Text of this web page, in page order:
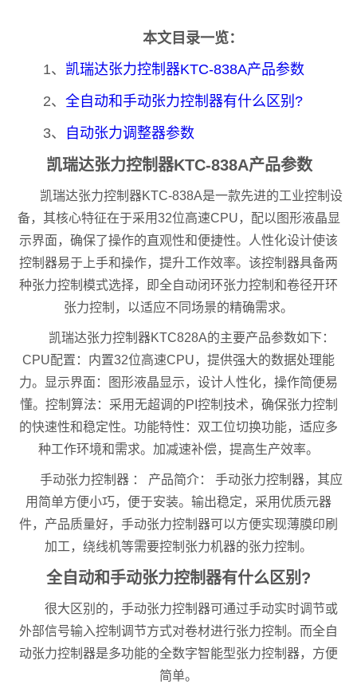
本文目录一览：
1、 凯瑞达张力控制器KTC-838A产品参数
2、 全自动和手动张力控制器有什么区别?
3、
自动张力调整器参数
凯瑞达张力控制器KTC-838A产品参数
凯瑞达张力控制器KTC-838A是一款先进的工业控制设
备，其核心特征在于采用32位高速CPU，配以图形液晶显
示界面，确保了操作的直观性和便捷性。人性化设计使该
控制器易于上手和操作，提升工作效率。该控制器具备两
种张力控制模式选择，即全自动闭环张力控制和卷径开环
张力控制，以适应不同场景的精确需求。
凯瑞达张力控制器KTC828A的主要产品参数如下：
CPU配置：内置32位高速CPU，提供强大的数据处理能
力。显示界面：图形液晶显示，设计人性化，操作简便易
懂。控制算法：采用无超调的PI控制技术，确保张力控制
的快速性和稳定性。功能特性：双工位切换功能，适应多
种工作环境和需求。加减速补偿，提高生产效率。
手动张力控制器 ： 产品简介： 手动张力控制器，其应
用简单方便小巧，便于安装。输出稳定，采用优质元器
件，产品质量好，手动张力控制器可以方便实现薄膜印刷
加工，绕线机等需要控制张力机器的张力控制。
全自动和手动张力控制器有什么区别?
很大区别的，手动张力控制器可通过手动实时调节或
外部信号输入控制调节方式对卷材进行张力控制。而全自
动张力控制器是多功能的全数字智能型张力控制器，方便
简单。